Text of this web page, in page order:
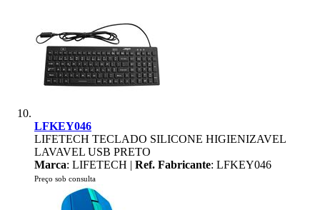
LFKEY046
LIFETECH TECLADO SILICONE HIGIENIZAVEL
LAVAVEL USB PRETO
Marca: LIFETECH | Ref. Fabricante: LFKEY046
Preço sob consulta